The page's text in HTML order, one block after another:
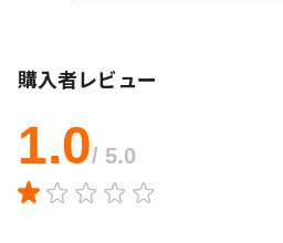
購入者レビュー
1.0/ 5.0